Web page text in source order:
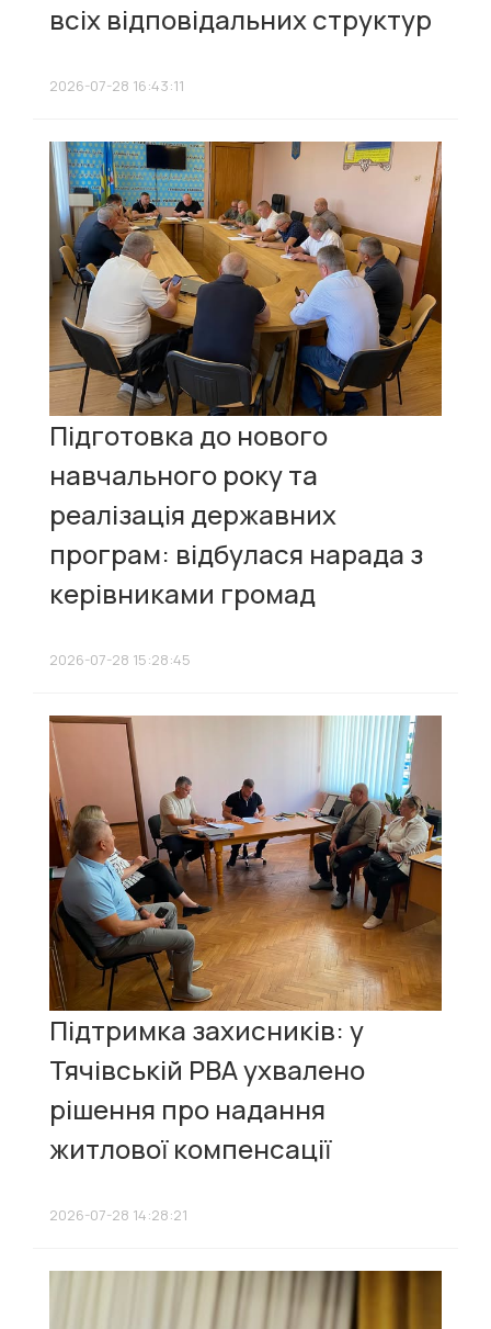
всіх відповідальних структур
2026-07-28 16:43:11
Підготовка до нового
навчального року та
реалізація державних
програм: відбулася нарада з
керівниками громад
2026-07-28 15:28:45
Підтримка захисників: у
Тячівській РВА ухвалено
рішення про надання
житлової компенсації
2026-07-28 14:28:21